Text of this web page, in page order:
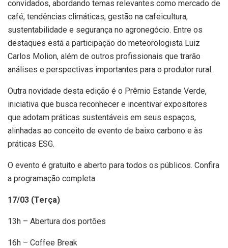
convidados, abordando temas relevantes como mercado de
café, tendências climáticas, gestão na cafeicultura,
sustentabilidade e segurança no agronegócio. Entre os
destaques está a participação do meteorologista Luiz
Carlos Molion, além de outros profissionais que trarão
análises e perspectivas importantes para o produtor rural.
Outra novidade desta edição é o Prêmio Estande Verde,
iniciativa que busca reconhecer e incentivar expositores
que adotam práticas sustentáveis em seus espaços,
alinhadas ao conceito de evento de baixo carbono e às
práticas ESG.
O evento é gratuito e aberto para todos os públicos. Confira
a programação completa
17/03 (Terça)
13h – Abertura dos portões
16h – Coffee Break